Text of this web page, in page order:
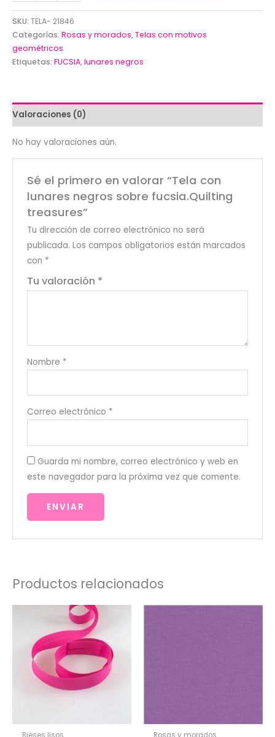
con
lunares
negros
sobre
fucsia.Quilting
SKU: TELA- 21846
Categorías: Rosas y morados,Telas con motivos
geométricos
Etiquetas: FUCSIA,lunares negros
Valoraciones (0)
No hay valoraciones aún.
Sé el primero en valorar “Tela con
lunares negros sobre fucsia.Quilting
treasures”
Tu dirección de correo electrónico no será
publicada. Los campos obligatorios están marcados
con *
Tu valoración *
Nombre *
Correo electrónico *
Guarda mi nombre, correo electrónico y web en
este navegador para la próxima vez que comente.
Productos relacionados
Bieses lisos Rosas y morados